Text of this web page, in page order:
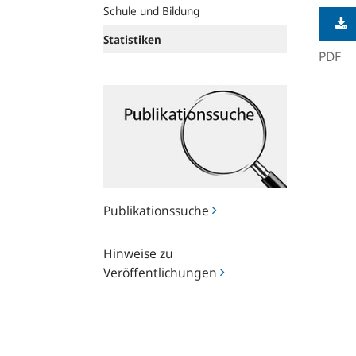
Schule und Bildung
Statistiken
Publikationssuche
Publikationssuche
Hinweise zu
Veröffentlichungen
zu
Veröffentlichungen
PDF